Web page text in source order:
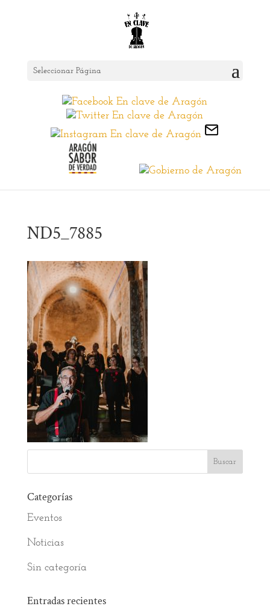
Seleccionar Página
ND5_7885
Categorías
Eventos
Noticias
Sin categoría
Entradas recientes